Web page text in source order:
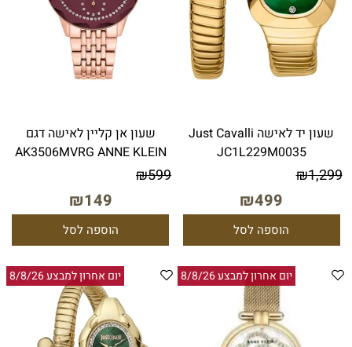
שעון יד לאישה Just Cavalli
JC1L229M0035
₪1,299
₪499
הוספה לסל
שעון אן קליין לאישה דגם
AK3506MVRG ANNE KLEIN
₪599
₪149
הוספה לסל
יום אחרון למבצע 8/8/26 יום אחרון למבצע 8/8/26